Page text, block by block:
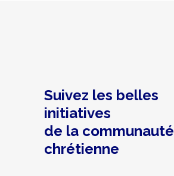
Suivez les belles
initiatives
de la communauté
chrétienne